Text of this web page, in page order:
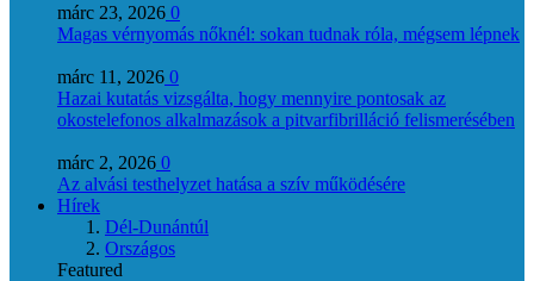
márc 23, 2026 0
Magas vérnyomás nőknél: sokan tudnak róla, mégsem lépnek
márc 11, 2026 0
Hazai kutatás vizsgálta, hogy mennyire pontosak az
okostelefonos alkalmazások a pitvarfibrilláció felismerésében
márc 2, 2026 0
Az alvási testhelyzet hatása a szív működésére
Hírek
Dél-Dunántúl
Országos
Featured